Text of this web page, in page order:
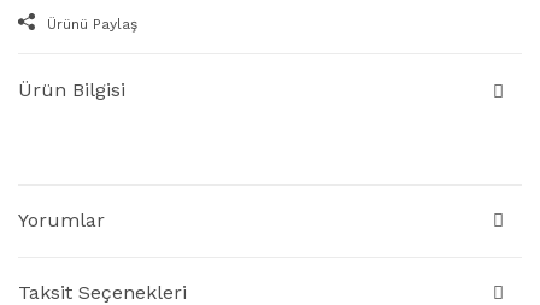
Ürünü Paylaş
Ürün Bilgisi
Yorumlar
Taksit Seçenekleri